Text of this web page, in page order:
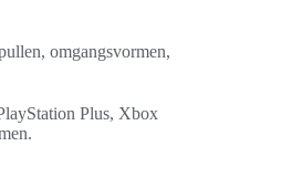
omgangsvormen,
Plus, Xbox